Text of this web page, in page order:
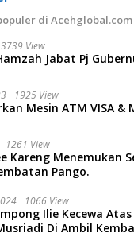
di Acehglobal.com
3739 View
Jabat Pj
1925 View
Mesin ATM VISA &
1261 View
Kareng Menemukan
Pango.
1066 View
Ilie Kecewa
Di Ambil